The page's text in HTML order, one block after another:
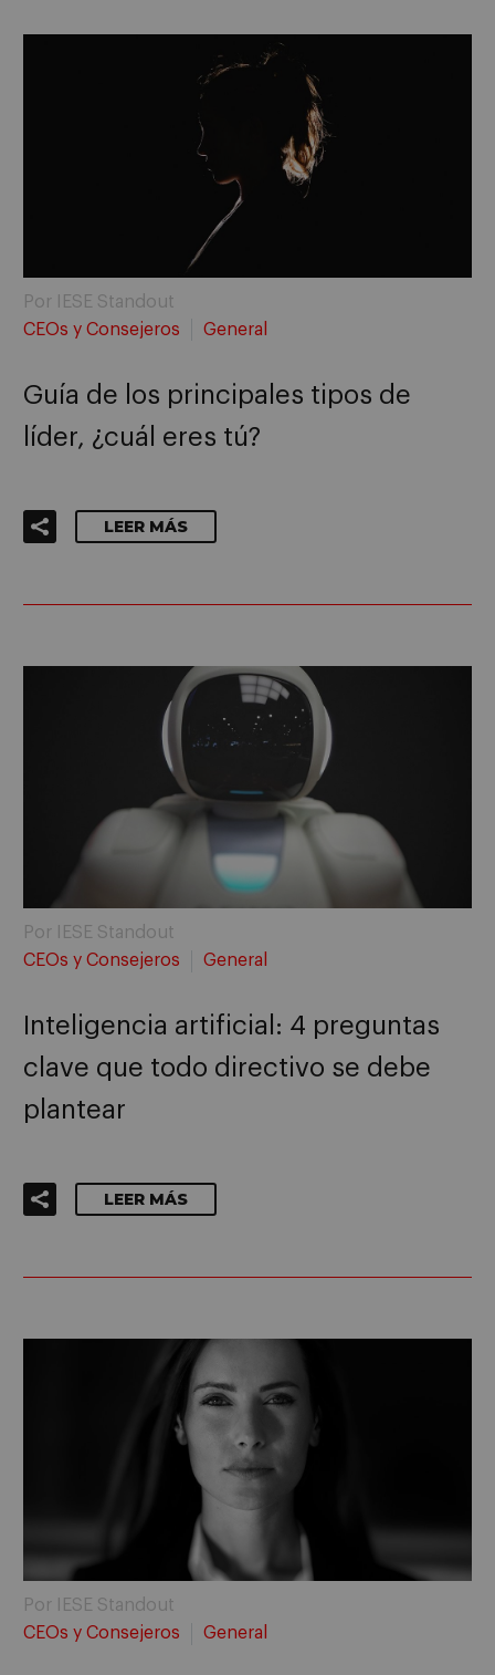
Por IESE Standout
CEOs y Consejeros
General
Guía de los principales tipos de
líder, ¿cuál eres tú?
LEER MÁS
Por IESE Standout
CEOs y Consejeros
General
Inteligencia artificial: 4 preguntas
clave que todo directivo se debe
plantear
LEER MÁS
Por IESE Standout
CEOs y Consejeros
General